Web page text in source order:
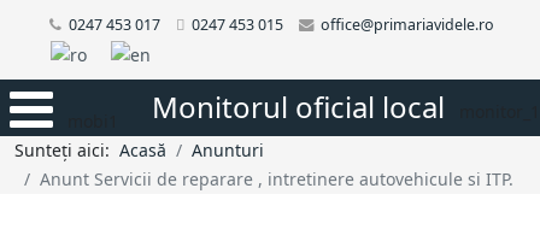
0247 453 017 0247 453 015 office@primariavidele.ro
Monitorul oficial local
Sunteți aici: Acasă
Anunturi
Anunt Servicii de reparare , intretinere autovehicule si ITP.